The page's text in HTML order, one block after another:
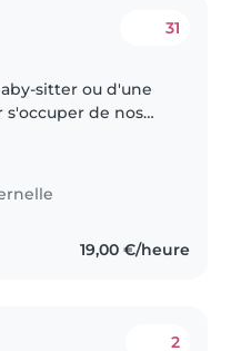
31
sitter ou d'une
s'occuper de nos
19,00 €/heure
2